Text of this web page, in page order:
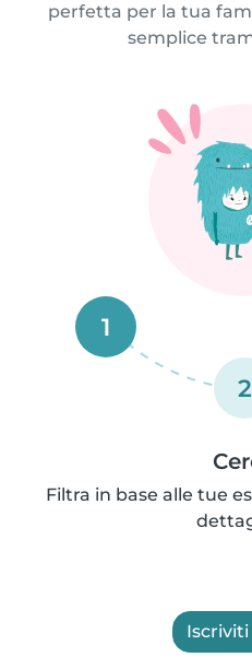
perfetta per la tua
semplice
1
2
Filtra in base alle tue